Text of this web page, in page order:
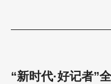
“新时代·好记者”